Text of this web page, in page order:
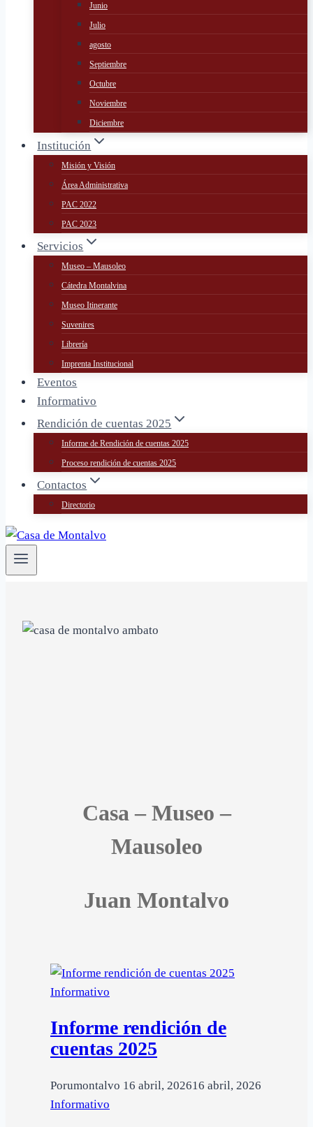
Junio
Julio
agosto
Septiembre
Octubre
Noviembre
Diciembre
Institución
Misión y Visión
Área Administrativa
PAC 2022
PAC 2023
Servicios
Museo – Mausoleo
Cátedra Montalvina
Museo Itinerante
Suvenires
Librería
Imprenta Institucional
Eventos
Informativo
Rendición de cuentas 2025
Informe de Rendición de cuentas 2025
Proceso rendición de cuentas 2025
Contactos
Directorio
Casa – Museo –
Mausoleo
Juan Montalvo
Informativo
Informe rendición de
cuentas 2025
Porumontalvo 16 abril, 202616 abril, 2026
Informativo